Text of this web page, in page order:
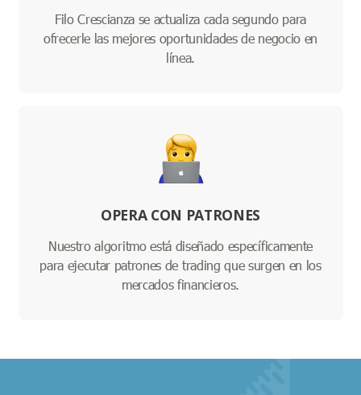
Filo Crescianza se actualiza cada segundo para
ofrecerle las mejores oportunidades de negocio en
línea.
OPERA CON PATRONES
Nuestro algoritmo está diseñado específicamente
para ejecutar patrones de trading que surgen en los
mercados financieros.